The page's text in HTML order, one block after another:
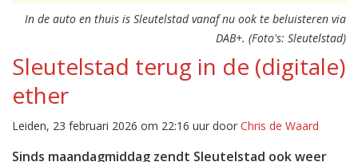
In de auto en thuis is Sleutelstad vanaf nu ook te beluisteren via
DAB+. (Foto's: Sleutelstad)
Sleutelstad terug in de (digitale)
ether
Leiden, 23 februari 2026 om 22:16 uur door Chris de Waard
Sinds maandagmiddag zendt Sleutelstad ook weer